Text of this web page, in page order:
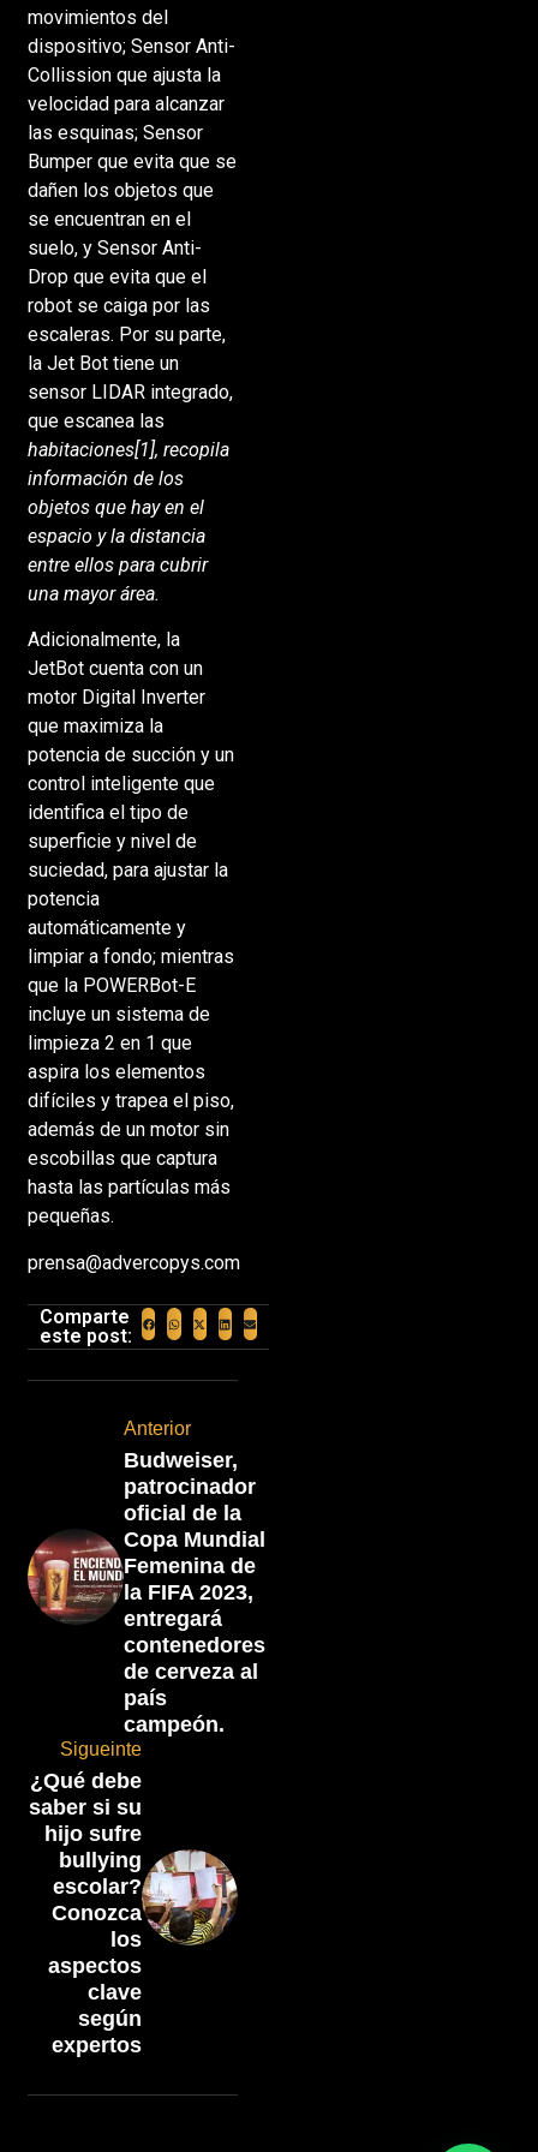
movimientos del
dispositivo; Sensor Anti-
Collission que ajusta la
velocidad para alcanzar
las esquinas; Sensor
Bumper que evita que se
dañen los objetos que
se encuentran en el
suelo, y Sensor Anti-
Drop que evita que el
robot se caiga por las
escaleras. Por su parte,
la Jet Bot tiene un
sensor LIDAR integrado,
que escanea las
habitaciones[1], recopila
información de los
objetos que hay en el
espacio y la distancia
entre ellos para cubrir
una mayor área.
Adicionalmente, la
JetBot cuenta con un
motor Digital Inverter
que maximiza la
potencia de succión y un
control inteligente que
identifica el tipo de
superficie y nivel de
suciedad, para ajustar la
potencia
automáticamente y
limpiar a fondo; mientras
que la POWERBot-E
incluye un sistema de
limpieza 2 en 1 que
aspira los elementos
difíciles y trapea el piso,
además de un motor sin
escobillas que captura
hasta las partículas más
pequeñas.
prensa@advercopys.com
Comparte
este post:
Anterior
Budweiser,
patrocinador
oficial de la
Copa Mundial
Femenina de
la FIFA 2023,
entregará
contenedores
de cerveza al
país
campeón.
Sigueinte
¿Qué debe
saber si su
hijo sufre
bullying
escolar?
Conozca
los
aspectos
clave
según
expertos